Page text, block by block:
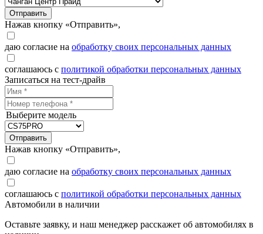
Отправить
Нажав кнопку «Отправить»,
даю согласие на обработку своих персональных данных
соглашаюсь с политикой обработки персональных данных
Записаться на тест-драйв
Выберите модель
Отправить
Нажав кнопку «Отправить»,
даю согласие на обработку своих персональных данных
соглашаюсь с политикой обработки персональных данных
Автомобили в наличии
Оставьте заявку, и наш менеджер расскажет об автомобилях в